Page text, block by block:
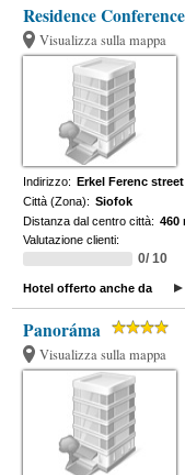
Residence
Visualizza sulla mappa
Indirizzo: Erkel Ferenc street
Città (Zona): Siofok
Distanza dal centro città: 460
Valutazione clienti:
0/ 10
Hotel offerto anche da
Panoráma
Visualizza sulla mappa